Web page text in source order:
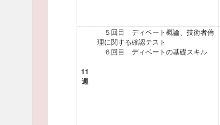
11
週
５回目 ディベート概論、技術者倫
理に関する確認テスト
６回目 ディベートの基礎スキル